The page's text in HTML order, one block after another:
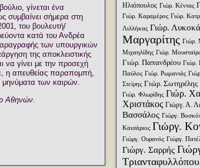
γίνεται ένα
συμβαίνει σήμερα στη
του βουλευτή/
κατά του Ανδρέα
των υπουργικών
της αποκλειστικής
να γίνει με την προσεχή
η απευθείας παραπομπή,
μηνύματα των καιρών.
Αθηνών.
Ηλιόπουλος Γιώρ. Κέντας
Γιώρ. Καραμέρος Γιώρ.
Λιλλήκας Γιώρ.
Μαργαρίτης Γιώρ.
Μιχαηλίδης Γιώρ.
Γιώρ. Παπανδρέου Γιώρ.
Παύλος Γιώρ. Ρωμανιάς
Στείρης Γιώρ. Σωτηρέλης
Γιώρ. Φλωρίδης Γιώρ.
Χριστάκος Γιώργ. Α.
Βασσάλος Γιώργ.
Καισάριος Γιώργ.
Γιώργ. Ουρανός Γιώργ.
Γιώργ. Σαρρής